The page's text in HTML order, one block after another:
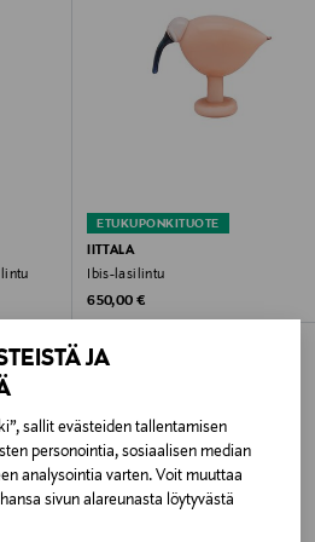
JA
sallit evästeiden tallentamisen
personointia, sosiaalisen median
analysointia varten. Voit muuttaa
sivun alareunasta löytyvästä
ETUKUPONKITUOTE
IITTALA
Ibis-lasilintu
Original Price
650,00 €